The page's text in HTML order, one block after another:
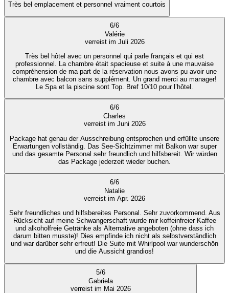
Très bel emplacement et personnel vraiment courtois
6/6
Valérie
verreist im Juli 2026
Très bel hôtel avec un personnel qui parle français et qui est
professionnel. La chambre était spacieuse et suite à une mauvaise
compréhension de ma part de la réservation nous avons pu avoir une
chambre avec balcon sans supplément. Un grand merci au manager!
Le Spa et la piscine sont Top. Bref 10/10 pour l’hôtel.
6/6
Charles
verreist im Juni 2026
Package hat genau der Ausschreibung entsprochen und erfüllte unsere
Erwartungen vollständig. Das See-Sichtzimmer mit Balkon war super
und das gesamte Personal sehr freundlich und hilfsbereit. Wir würden
das Package jederzeit wieder buchen.
6/6
Natalie
verreist im Apr. 2026
Sehr freundliches und hilfsbereites Personal. Sehr zuvorkommend. Aus
Rücksicht auf meine Schwangerschaft wurde mir koffeinfreier Kaffee
und alkoholfreie Getränke als Alternative angeboten (ohne dass ich
darum bitten musste)! Dies empfinde ich nicht als selbstverständlich
und war darüber sehr erfreut! Die Suite mit Whirlpool war wunderschön
und die Aussicht grandios!
5/6
Gabriela
verreist im Mai 2026